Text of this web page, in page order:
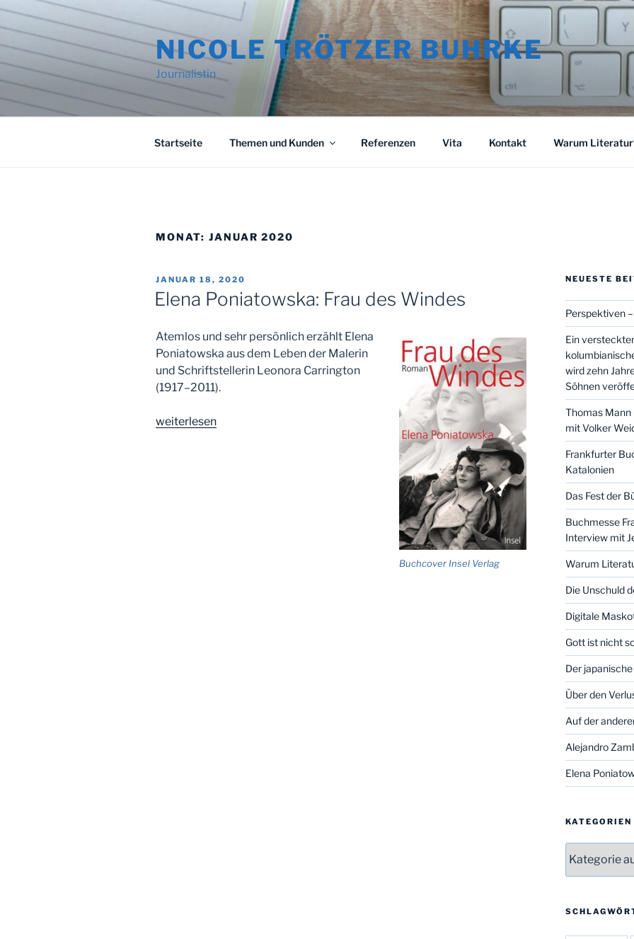
Zum
Inhalt
springen
NICOLE TRÖTZER BUHRKE
Journalistin
Startseite Themen und Kunden Referenzen Vita Kontakt Warum
MONAT: JANUAR 2020
VERÖFFENTLICHT
AM
JANUAR 18, 2020
Elena Poniatowska: Frau des Windes
Buchcover Insel Verlag
Atemlos und sehr persönlich erzählt Elena
Poniatowska aus dem Leben der Malerin
und Schriftstellerin Leonora Carrington
(1917–2011).
„Elena
weiterlesen
NEUESTE
Perspektiven
Ein
wird zehn
Söhnen
Thomas Mann
mit Volker
Frankfurter
Katalonien
Das Fest der
Buchmesse
Interview mit
Warum
Die Unschuld
Digitale
Gott ist nicht
Der
Über den
Auf der
Alejandro
Elena
KATEGORIEN